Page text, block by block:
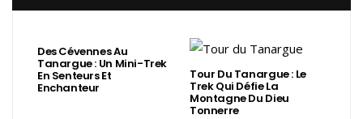
Des Cévennes Au
Tanargue : Un Mini-Trek
En Senteurs Et
Enchanteur
Tour Du Tanargue : Le
Trek Qui Défie La
Montagne Du Dieu
Tonnerre